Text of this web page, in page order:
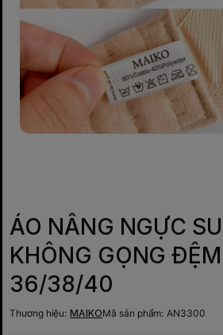
ÁO NÂNG NGỰC
KHÔNG GỌNG
36/38/40
Thương hiệu: MAIKOMã sản phẩm: AN3300